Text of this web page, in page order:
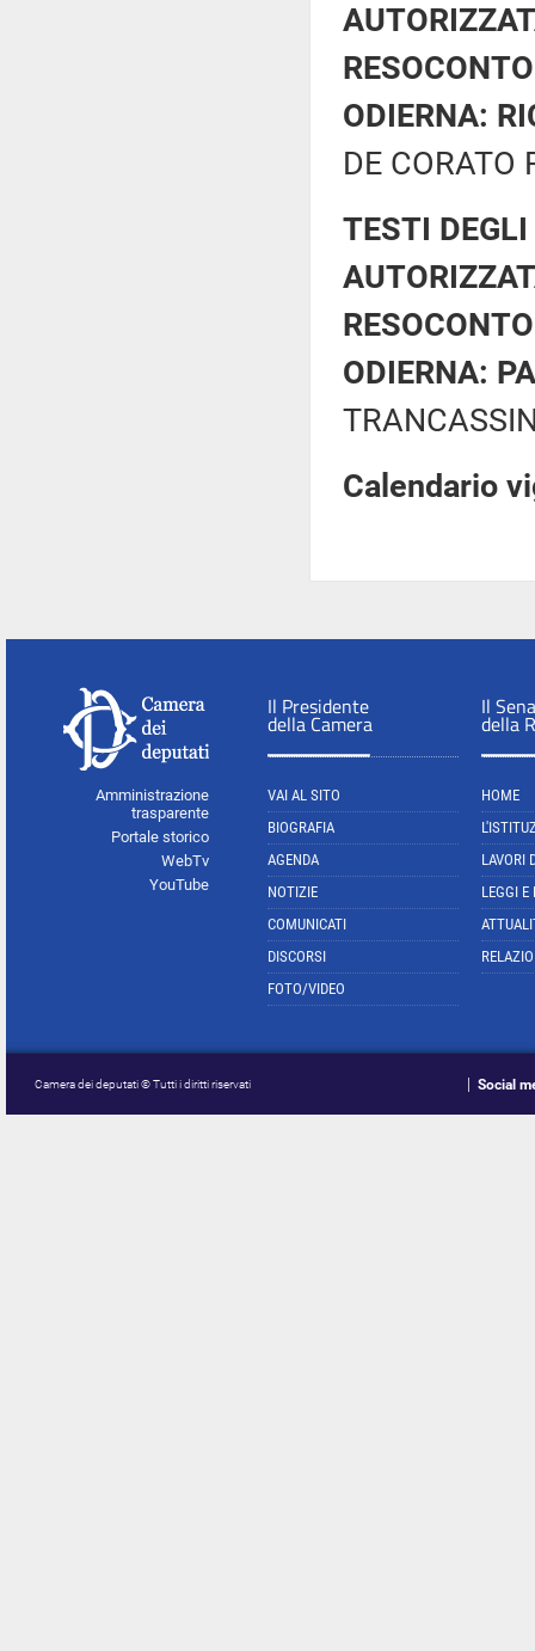
ODIERNA:
DE
TESTI
ODIERNA:
Calendario
Amministrazione
trasparente
Portale storico
WebTv
YouTube
Il Presidente
della Camera
VAI AL SITO
BIOGRAFIA
AGENDA
NOTIZIE
COMUNICATI
DISCORSI
FOTO/VIDEO
Il
della
HOME
LAVORI
LEGGI E
Camera dei deputati © Tutti i diritti riservati Social